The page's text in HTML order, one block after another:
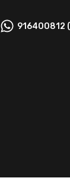
Canal TV916400812